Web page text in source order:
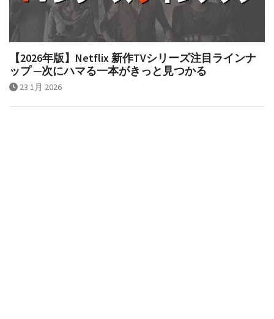
【2026年版】Netflix 新作TVシリーズ注目ラインナ
ップ ─次にハマる一本がきっと見つかる
23 1月 2026